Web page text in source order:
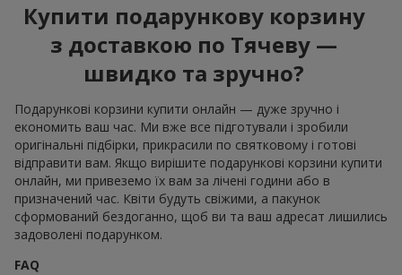
Купити подарункову корзину
з доставкою по Тячеву —
швидко та зручно?
Подарункові корзини купити онлайн — дуже зручно і
економить ваш час. Ми вже все підготували і зробили
оригінальні підбірки, прикрасили по святковому і готові
відправити вам. Якщо вирішите подарункові корзини купити
онлайн, ми привеземо їх вам за лічені години або в
призначений час. Квіти будуть свіжими, а пакунок
сформований бездоганно, щоб ви та ваш адресат лишились
задоволені подарунком.
FAQ